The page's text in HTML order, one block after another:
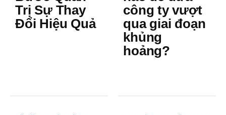
Trị Sự Thay
Đổi Hiệu Quả
công ty vượt
qua giai đoạn
khủng
hoảng?